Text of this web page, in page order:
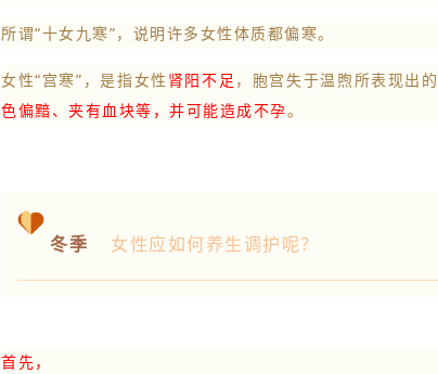
所谓“十女九寒”，说明许多女性体质都偏寒。
女性“宫寒”，是指女性 肾阳不足 ， 胞宫失于温煦所表现出
色偏黯、夹有血块等，并可能造成不孕。
冬季 女性应如何养生调护呢？
首先，